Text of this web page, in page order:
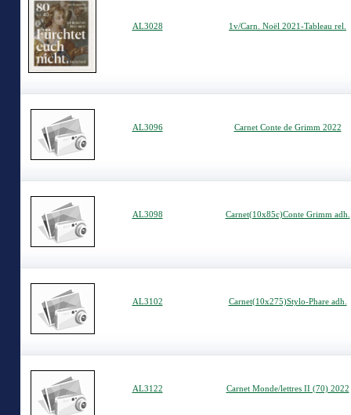
AL3028 1v/Carn. Noël 2021-Tableau rel.
AL3096 Carnet Conte de Grimm 2022
AL3098 Carnet(10x85c)Conte Grimm adh.
AL3102 Carnet(10x275)Stylo-Phare adh.
AL3122 Carnet Monde/lettres II (70) 2022